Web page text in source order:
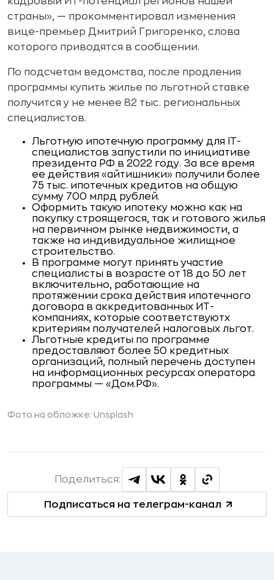
страны», — прокомментировал изменения
вице-премьер Дмитрий Григоренко, слова
которого приводятся в сообщении.
По подсчетам ведомства, после продления
программы купить жилье по льготной ставке
получится у не менее 82 тыс. региональных
специалистов.
Льготную ипотечную программу для IT-
специалистов запустили по инициативе
президента РФ в 2022 году. За все время
ее действия «айтишники» получили более
75 тыс. ипотечных кредитов на общую
сумму 700 млрд рублей.
Оформить такую ипотеку можно как на
покупку строящегося, так и готового жилья
на первичном рынке недвижимости, а
также на индивидуальное жилищное
строительство.
В программе могут принять участие
специалисты в возрасте от 18 до 50 лет
включительно, работающие на
протяжении срока действия ипотечного
договора в аккредитованных ИТ-
компаниях, которые соответствуютх
критериям получателей налоговых льгот.
Льготные кредиты по программе
предоставляют более 50 кредитных
организаций, полный перечень доступен
на информационных ресурсах оператора
программы — «Дом.РФ».
Фото на обложке: Unsplash
Подписаться на телеграм-канал
Поделиться: